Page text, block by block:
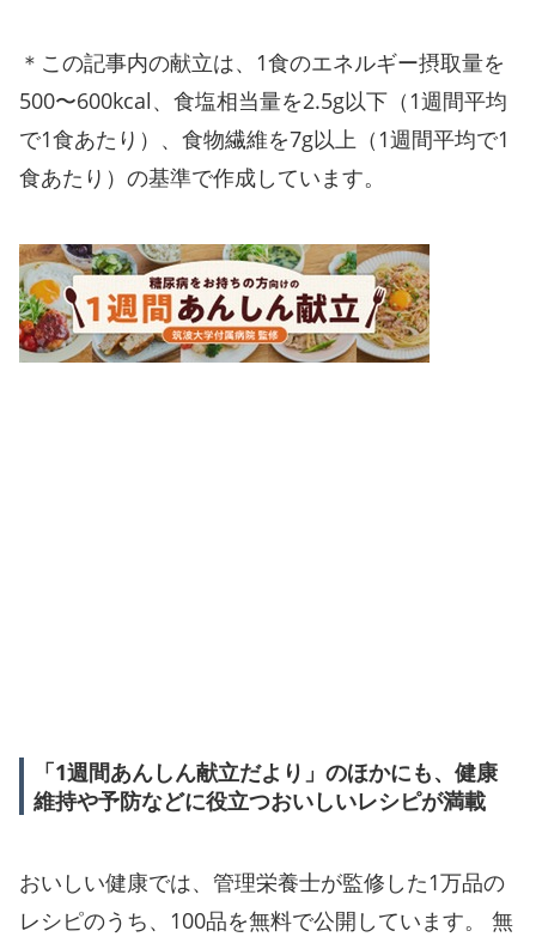
＊この記事内の献立は、1食のエネルギー摂取量を
500〜600kcal、食塩相当量を2.5g以下（1週間平均
で1食あたり）、食物繊維を7g以上（1週間平均で1
食あたり）の基準で作成しています。
「1週間あんしん献立だより」のほかにも、健康
維持や予防などに役立つおいしいレシピが満載
おいしい健康では、管理栄養士が監修した1万品の
レシピのうち、100品を無料で公開しています。 無